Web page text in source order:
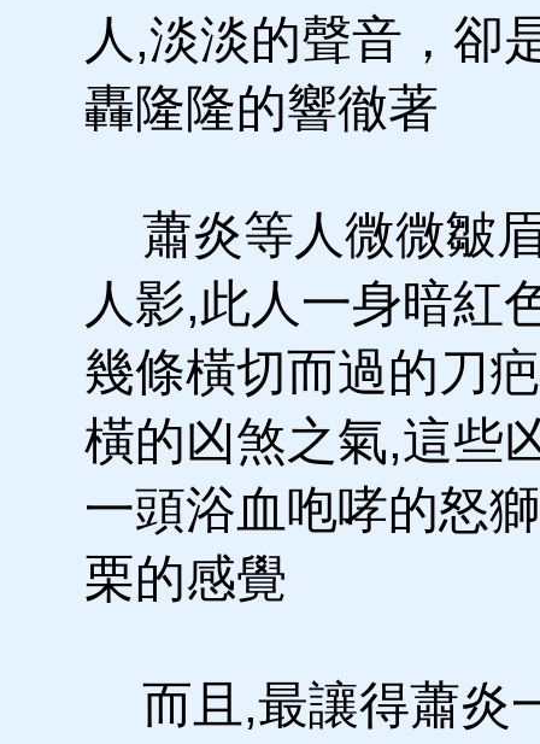
人,淡淡的聲音，卻
轟隆隆的響徹著
蕭炎等人微微皺
人影,此人一身暗紅
幾條橫切而過的刀
橫的凶煞之氣,這些
一頭浴血咆哮的怒
栗的感覺
而且,最讓得蕭炎